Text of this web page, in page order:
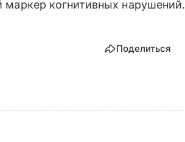
когнитивных нарушений.
Поделиться